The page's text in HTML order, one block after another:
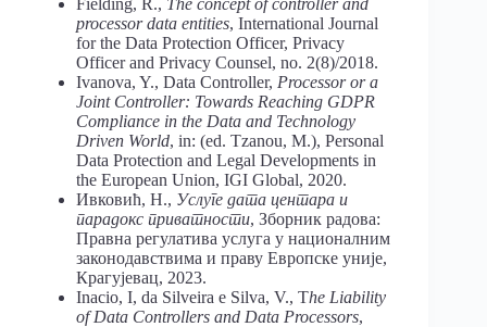
Fielding, R., The concept of controller and
processor data entities, International Journal
for the Data Protection Officer, Privacy
Officer and Privacy Counsel, no. 2(8)/2018.
Ivanova, Y., Data Controller, Processor or a
Joint Controller: Towards Reaching GDPR
Compliance in the Data and Technology
Driven World, in: (ed. Tzanou, M.), Personal
Data Protection and Legal Developments in
the European Union, IGI Global, 2020.
Ивковић, Н., Услуге дата центара и
парадокс приватности, Зборник радова:
Правна регулатива услуга у националним
законодавствима и праву Европске уније,
Крагујевац, 2023.
Inacio, I, da Silveira e Silva, V., The Liability
of Data Controllers and Data Processors,